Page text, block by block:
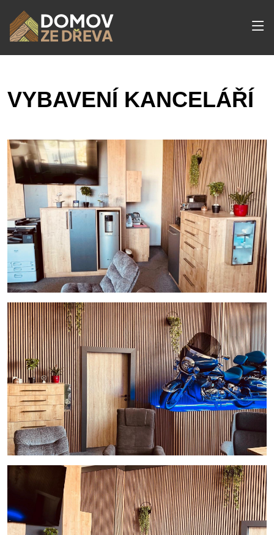
VYBAVENÍ KANCELÁŘÍ